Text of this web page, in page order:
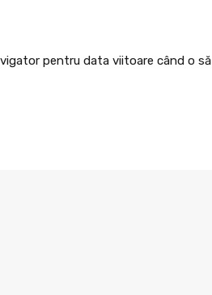
pentru data viitoare când o să